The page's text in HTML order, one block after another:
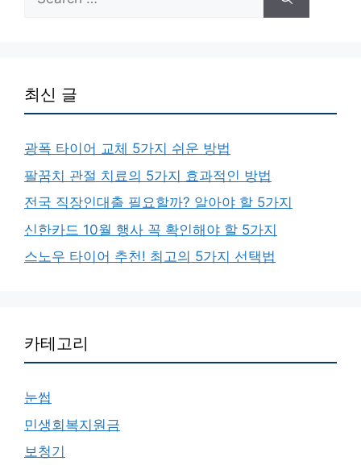
for:
최신 글
광폭 타이어 교체 5가지 쉬운 방법
팔꿈치 관절 치료의 5가지 효과적인 방법
전국 직장인대출 필요할까? 알아야 할 5가지
신한카드 10월 행사 꼭 확인해야 할 5가지
스노우 타이어 추천! 최고의 5가지 선택법
카테고리
눈썹
민생회복지원금
보청기